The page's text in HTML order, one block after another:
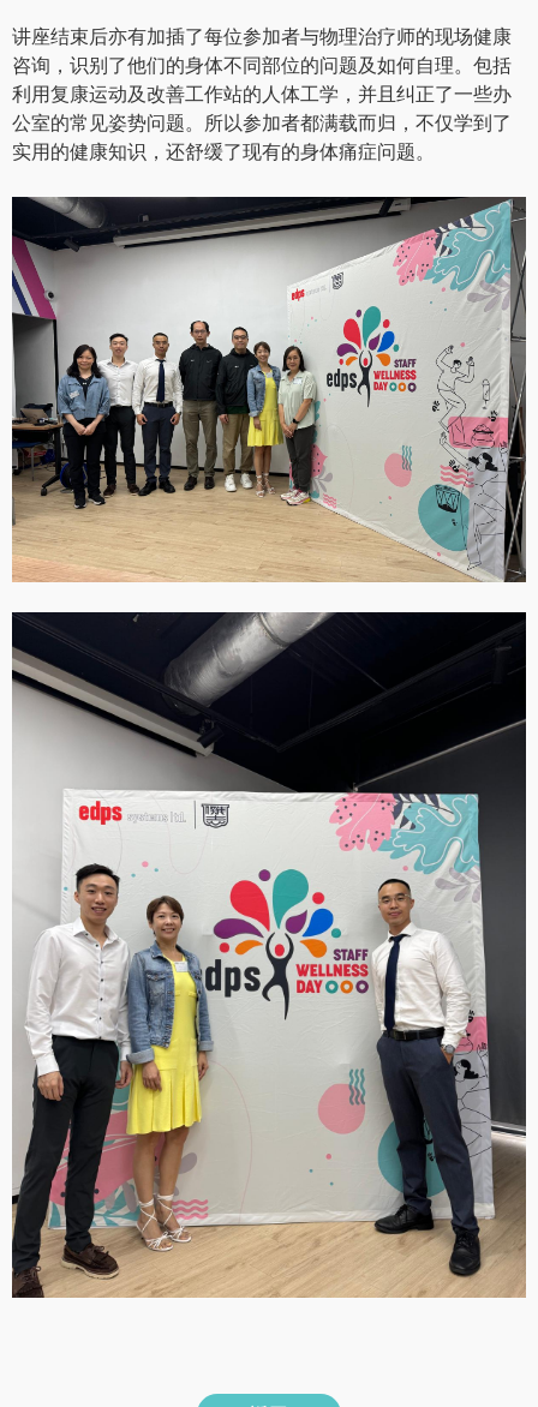
讲座结束后亦有加插了每位参加者与物理治疗师的现场健康
咨询，识别了他们的身体不同部位的问题及如何自理。包括
利用复康运动及改善工作站的人体工学，并且纠正了一些办
公室的常见姿势问题。所以参加者都满载而归，不仅学到了
实用的健康知识，还舒缓了现有的身体痛症问题。